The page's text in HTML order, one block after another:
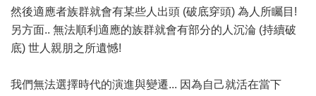
然後適應者族群就會有某些人出頭 (破底穿頭) 為人所矚目!
另方面.. 無法順利適應的族群就會有部分的人沉淪 (持續破
底) 世人親朋之所遺憾!
我們無法選擇時代的演進與變遷... 因為自己就活在當下